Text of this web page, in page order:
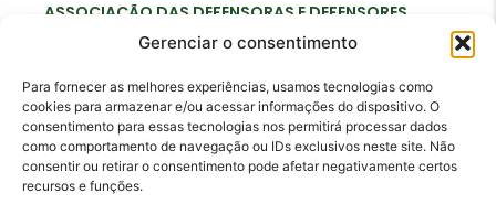
Gerenciar o consentimento
Para fornecer as melhores experiências, usamos tecnologias como
cookies para armazenar e/ou acessar informações do dispositivo. O
consentimento para essas tecnologias nos permitirá processar dados
como comportamento de navegação ou IDs exclusivos neste site. Não
consentir ou retirar o consentimento pode afetar negativamente certos
recursos e funções.
ASSOCIAÇÃO DAS DEFENSORAS E DEFENSORES
PÚBLICOS DO ESTADO DO RIO DE JANEIRO
Contato
adperj@adperj.com.br